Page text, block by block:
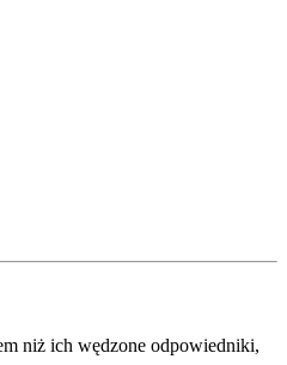
niż ich wędzone odpowiedniki,